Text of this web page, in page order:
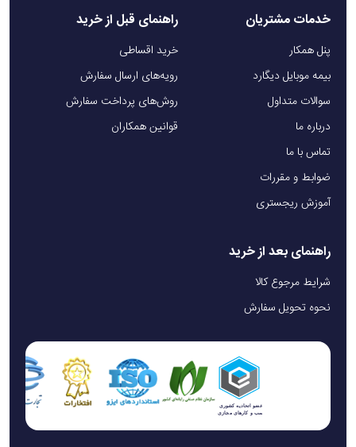
خدمات مشتریان
پنل همکار
بیمه موبایل دیگارد
سوالات متداول
درباره ما
تماس با ما
ضوابط و مقررات
آموزش ریجستری
راهنمای قبل از خرید
خرید اقساطی
رویه‌های ارسال سفارش
روش‌های پرداخت سفارش
قوانین همکاران
راهنمای بعد از خرید
شرایط مرجوع کالا
نحوه تحویل سفارش